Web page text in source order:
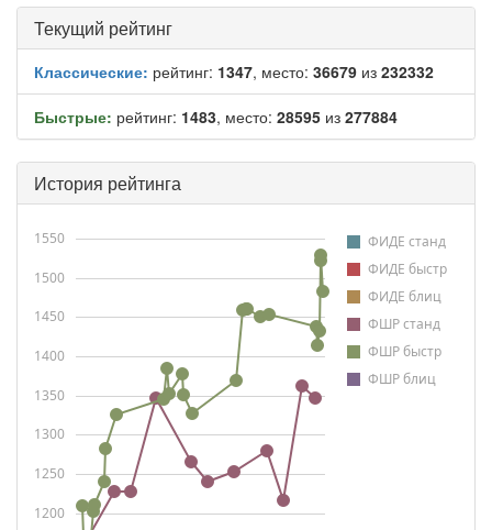
Текущий рейтинг
Классические: рейтинг: 1347, место: 36679 из 232332
Быстрые: рейтинг: 1483, место: 28595 из 277884
История рейтинга
ФИДЕ станд
ФИДЕ быстр
ФИДЕ блиц
ФШР станд
ФШР быстр
ФШР блиц
1200
1250
1300
1350
1400
1450
1500
1550